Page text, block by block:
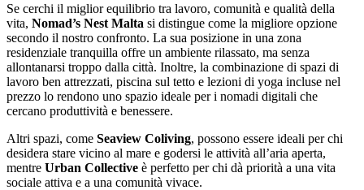
Se cerchi il miglior equilibrio tra lavoro, comunità e qualità della
vita, Nomad’s Nest Malta si distingue come la migliore opzione
secondo il nostro confronto. La sua posizione in una zona
residenziale tranquilla offre un ambiente rilassato, ma senza
allontanarsi troppo dalla città. Inoltre, la combinazione di spazi di
lavoro ben attrezzati, piscina sul tetto e lezioni di yoga incluse nel
prezzo lo rendono uno spazio ideale per i nomadi digitali che
cercano produttività e benessere.
Altri spazi, come Seaview Coliving, possono essere ideali per chi
desidera stare vicino al mare e godersi le attività all’aria aperta,
mentre Urban Collective è perfetto per chi dà priorità a una vita
sociale attiva e a una comunità vivace.